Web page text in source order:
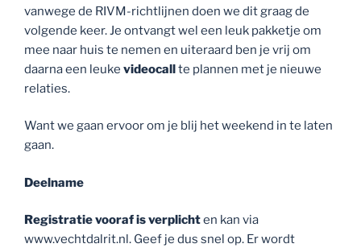
vanwege de RIVM-richtlijnen doen we dit graag de
volgende keer. Je ontvangt wel een leuk pakketje om
mee naar huis te nemen en uiteraard ben je vrij om
daarna een leuke videocallte plannen met je nieuwe
relaties.
Want we gaan ervoor om je blij het weekend in te laten
gaan.
Deelname
Registratie vooraf is verplichten kan via
www.vechtdalrit.nl. Geef je dus snel op. Er wordt